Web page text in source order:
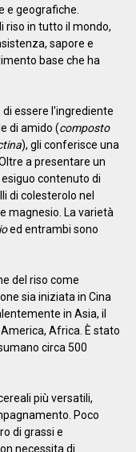
e geografiche.
riso in tutto il mondo,
sapore e
base che ha
essere l'ingrediente
di amido (composto
), gli conferisce una
a presentare un
contenuto di
di colesterolo nel
magnesio. La varietà
ed entrambi sono
del riso come
sia iniziata in Cina
in Asia, il
Africa. È stato
circa 500
più versatili,
Poco
di grassi e
necessita di